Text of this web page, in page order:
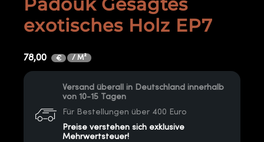
Padouk Gesägtes
exotisches Holz EP7
78,00 € / M²
Versand überall in Deutschland innerhalb
von 10-15 Tagen
Für Bestellungen über 400 Euro
Preise verstehen sich exklusive
Mehrwertsteuer!